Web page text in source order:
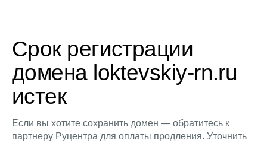
Срок регистрации
домена loktevskiy-rn.ru
истек
Если вы хотите сохранить домен — обратитесь к
партнеру Руцентра для оплаты продления. Уточнить